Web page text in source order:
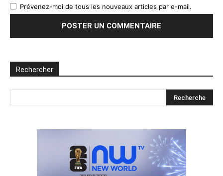
Prévenez-moi de tous les nouveaux articles par e-mail.
Rechercher